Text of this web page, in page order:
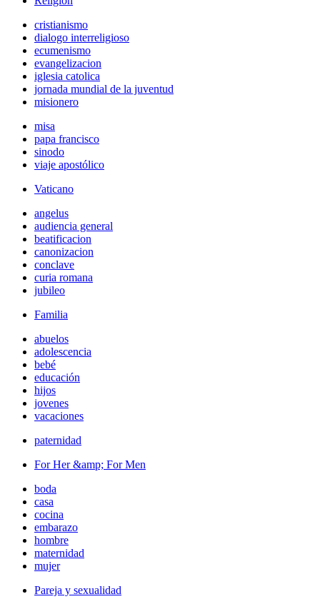
cristianismo
dialogo interreligioso
ecumenismo
evangelizacion
iglesia catolica
jornada mundial de la juventud
misionero
misa
papa francisco
sinodo
viaje apostólico
Vaticano
angelus
audiencia general
beatificacion
canonizacion
conclave
curia romana
jubileo
Familia
abuelos
adolescencia
bebé
educación
hijos
jovenes
vacaciones
paternidad
For Her &amp; For Men
boda
casa
cocina
embarazo
hombre
maternidad
mujer
Pareja y sexualidad